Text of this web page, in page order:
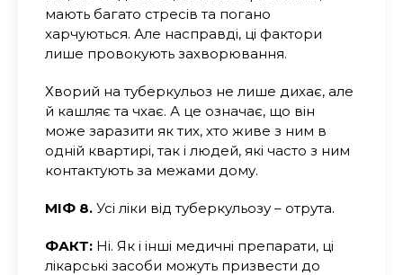
мають багато стресів та погано
харчуються. Але насправді, ці фактори
лише провокують захворювання.
Хворий на туберкульоз не лише дихає, але
й кашляє та чхає. А це означає, що він
може заразити як тих, хто живе з ним в
одній квартирі, так і людей, які часто з ним
контактують за межами дому.
МІФ 8. Усі ліки від туберкульозу – отрута.
ФАКТ: Ні. Як і інші медичні препарати, ці
лікарські засоби можуть призвести до